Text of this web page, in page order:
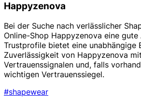
Happyzenova
Bei der Suche nach verlässlicher
Online-Shop Happyzenova eine gute
Trustprofile bietet eine unabhängige
Zuverlässigkeit von Happyzenova
Vertrauenssignalen und, falls
wichtigen Vertrauenssiegel.
#shapewear